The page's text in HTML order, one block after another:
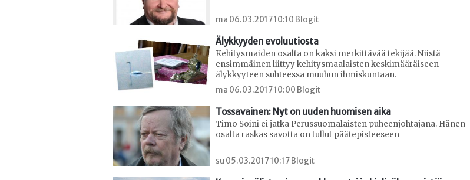
ma 06.03.2017 10:10 Blogit
Älykkyyden evoluutiosta
Kehitysmaiden osalta on kaksi merkittävää tekijää. Niistä
ensimmäinen liittyy kehitysmaalaisten keskimääräiseen
älykkyyteen suhteessa muuhun ihmiskuntaan.
ma 06.03.2017 10:00 Blogit
Tossavainen: Nyt on uuden huomisen aika
Timo Soini ei jatka Perussuomalaisten puheenjohtajana. Hänen
osalta raskas savotta on tullut päätepisteeseen
su 05.03.2017 10:17 Blogit